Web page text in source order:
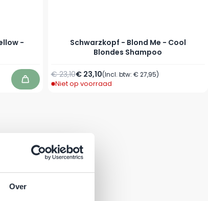
Over
-
In winkelwagen
Schwarzkopf - Blond Me - Cool
Blondes Shampoo
Vanaf
€ 23,10
Normale prijs
€ 23,10 (Incl. btw: € 27,95)
Niet op voorraad